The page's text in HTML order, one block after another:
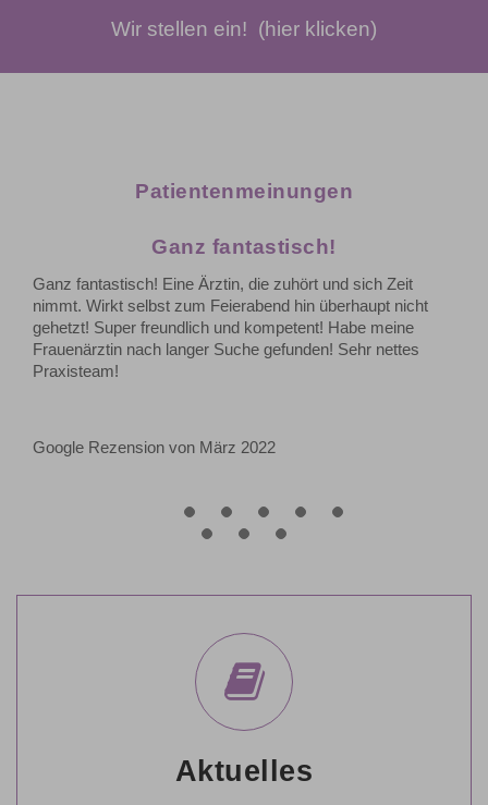
Wir stellen ein! (hier klicken)
Patientenmeinungen
Ganz fantastisch!
Ganz fantastisch! Eine Ärztin, die zuhört und sich Zeit
nimmt. Wirkt selbst zum Feierabend hin überhaupt nicht
gehetzt! Super freundlich und kompetent! Habe meine
Frauenärztin nach langer Suche gefunden! Sehr nettes
Praxisteam!
Google Rezension von März 2022
Aktuelles
Aktuelles
Gerne informieren wir Sie regelmäßig über neuste
medizinische Erkenntnisse und Neuigkeiten aus unserer
Praxis.
Mehr erfahren